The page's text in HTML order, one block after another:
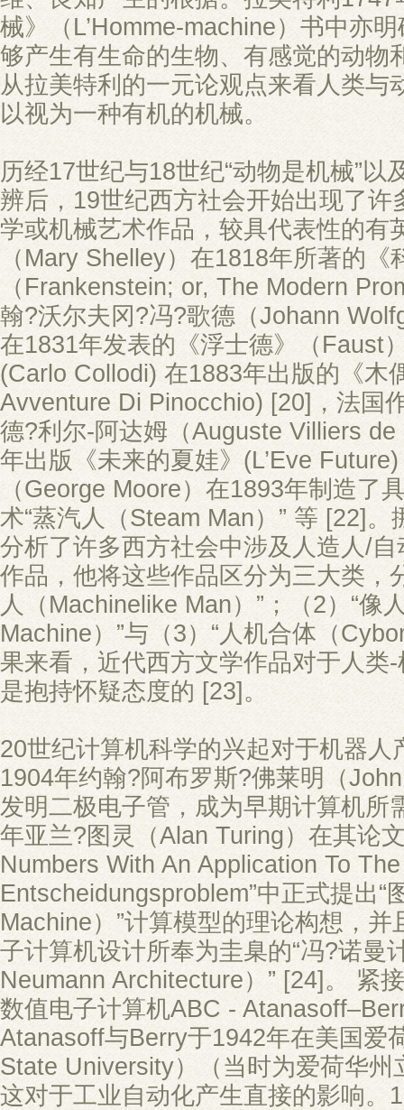
械》（L’Homme-machine）书中亦
够产生有生命的生物、有感觉的动物
从拉美特利的一元论观点来看人类与
以视为一种有机的机械。
历经17世纪与18世纪“动物是机械”以
辨后，19世纪西方社会开始出现了许
学或机械艺术作品，较具代表性的有
（Mary Shelley）在1818年所著的《
（Frankenstein; or, The Modern
翰?沃尔夫冈?冯?歌德（Johann
在1831年发表的《浮士德》（Faust
(Carlo Collodi) 在1883年出版的《木
Avventure Di Pinocchio) [20]，法国
德?利尔-阿达姆（Auguste Villiers
年出版《未来的夏娃》(L’Eve
（George Moore）在1893年制造了
术“蒸汽人（Steam Man）” 等 [22]
分析了许多西方社会中涉及人造人/
作品，他将这些作品区分为三大类，
人（Machinelike Man）”；（2）“像
Machine）”与（3）“人机合体（
果来看，近代西方文学作品对于人类
是抱持怀疑态度的 [23]。
20世纪计算机科学的兴起对于机器人
1904年约翰?阿布罗斯?佛莱明（
发明二极电子管，成为早期计算机所
年亚兰?图灵（Alan Turing）在其论
Numbers With An Application To The
Entscheidungsproblem”中正式提出“
Machine）”计算模型的理论构想，
子计算机设计所奉为圭臬的“冯?诺曼
Neumann Architecture）” [24]。 紧
数值电子计算机ABC -
Atanasoff与Berry于1942年在美国爱
State University）（当时为爱荷华州
这对于工业自动化产生直接的影响。